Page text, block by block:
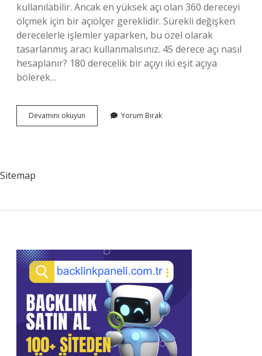
kullanılabilir. Ancak en yüksek açı olan 360 dereceyi
ölçmek için bir açıölçer gereklidir. Sürekli değişken
derecelerle işlemler yaparken, bu özel olarak
tasarlanmış aracı kullanmalısınız. 45 derece açı nasıl
hesaplanır? 180 derecelik bir açıyı iki eşit açıya
bölerek…
Devamını okuyun
Ile
Yorum Bırak
Sitemap
Sidebar